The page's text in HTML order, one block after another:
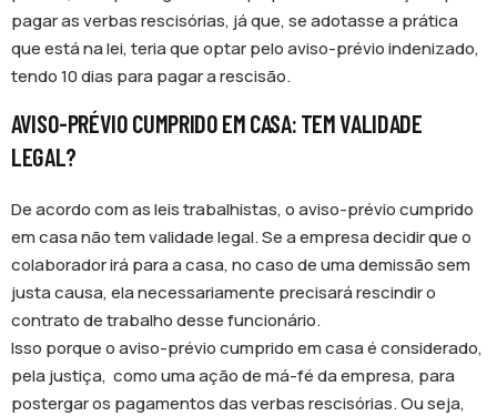
pagar as verbas rescisórias, já que, se adotasse a prática
que está na lei, teria que optar pelo aviso-prévio indenizado,
tendo 10 dias para pagar a rescisão.
AVISO-PRÉVIO CUMPRIDO EM CASA: TEM VALIDADE
LEGAL?
De acordo com as leis trabalhistas, o aviso-prévio cumprido
em casa não tem validade legal. Se a empresa decidir que o
colaborador irá para a casa, no caso de uma demissão sem
justa causa, ela necessariamente precisará rescindir o
contrato de trabalho desse funcionário.
Isso porque o aviso-prévio cumprido em casa é considerado,
pela justiça, como uma ação de má-fé da empresa, para
postergar os pagamentos das verbas rescisórias. Ou seja,